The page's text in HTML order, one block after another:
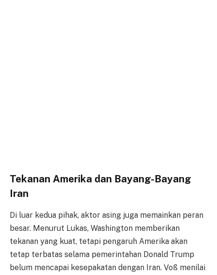
Tekanan Amerika dan Bayang-Bayang
Iran
Di luar kedua pihak, aktor asing juga memainkan peran
besar. Menurut Lukas, Washington memberikan
tekanan yang kuat, tetapi pengaruh Amerika akan
tetap terbatas selama pemerintahan Donald Trump
belum mencapai kesepakatan dengan Iran. Voß menilai